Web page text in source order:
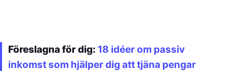
Föreslagna för dig: 18 idéer om passiv
inkomst som hjälper dig att tjäna pengar